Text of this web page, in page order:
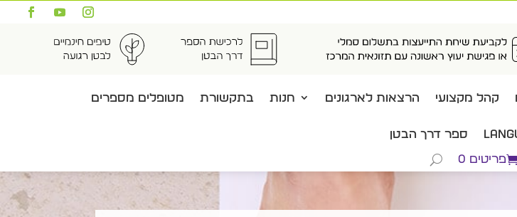
קהל מקצועי הרצאות לארגונים חנות בתקשורת מטופלים מספרים
ספר דרך הבטן
פריטים 0